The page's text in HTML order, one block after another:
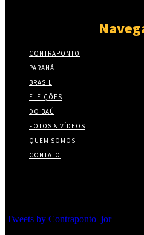
CONTRAPONTO
PARANÁ
BRASIL
ELEIÇÕES
DO BAÚ
FOTOS & VÍDEOS
QUEM SOMOS
CONTATO
Tweets by Contraponto_jor